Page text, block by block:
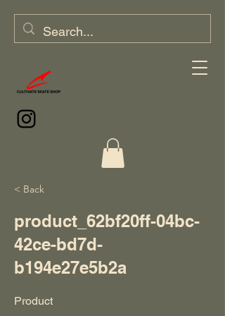
< Back
product_62bf20ff-04bc-
42ce-bd7d-
b194e27e5b2a
Product